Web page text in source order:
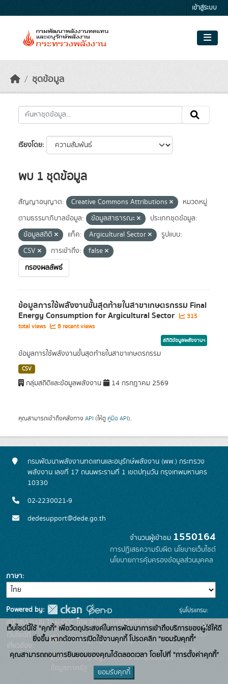
เข้าสู่ระบบ
ชุดข้อมูล
เรียงโดย
พบ 1 ชุดข้อมูล
สัญญาอนุญาต: Creative Commons Attributions
หมวดหมู่
ตามธรรมาภิบาลข้อมูล:
ข้อมูลสาธารณะ
ประเภทชุดข้อมูล:
ข้อมูลสถิติ
แท็ค: Argicultural Sector
รูปแบบ:
CSV
การเข้าถึง:
false
กรองผลลัพธ์
ข้อมูลการใช้พลังงานขั้นสุดท้ายในสาขาเกษตรกรรม Final
Energy Consumption for Argicultural Sector
315
total views
8 recent views
สถิติข้อมูลพลังงานฯ
ข้อมูลการใช้พลังงานขั้นสุดท้ายในสาขาเกษตรกรรม
CSV
กลุ่มสถิติและข้อมูลพลังงาน 14 กรกฎาคม 2569
คุณสามารถเข้าถึงคลังทาง API (ให้ดู คู่มือ API).
กรมพัฒนาพลังงานทดแทนและอนุรักษ์พลังงาน (พพ.) กระทรวง
พลังงาน เลขที่ 17 ถนนพระรามที่ 1 เขตปทุมวัน กรุงเทพมหานคร
10330
02-2230021-9
dedesupport@dede.go.th
จำนวนผู้เข้าชม 1550164
การปฏิเสธความรับผิด นโยบายเว็บไซต์
นโยบายการคุ้มครองข้อมูลส่วนบุคคล
ภาษา
Powered by:
สนับสนุนระบบ Thai-GDC โดย สำนักงานสถิติแห่งชาติ
เว็บไซต์ที่
เกี่ยวข้อง:
ระบบบัญชีข้อมูลภาครัฐ
บริการนามานุกรมบัญชี
รุ่นโปรแกรม:
3.0.0
วันที่: 2025-
05-19
เว็บไซต์นี้ใช้ "คุกกี้" เพื่อวัตถุประสงค์ในการพัฒนาการเข้าถึงบริการของผู้ใช้ให้ดี
ยิ่งขึ้น หากต้องการเปิดใช้งานคุกกี้ โปรดคลิก "ยอมรับคุกกี้"
คุณสามารถถอนการยินยอมของคุณได้ตลอดเวลา โดยไปที่ "การตั้งค่าคุกกี้"
ยอมรับคุกกี้
x